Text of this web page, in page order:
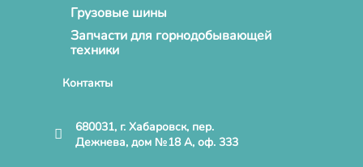
Грузовые шины
Запчасти для горнодобывающей
техники
Контакты
680031, г. Хабаровск, пер.
Дежнева, дом №18 А, оф. 333